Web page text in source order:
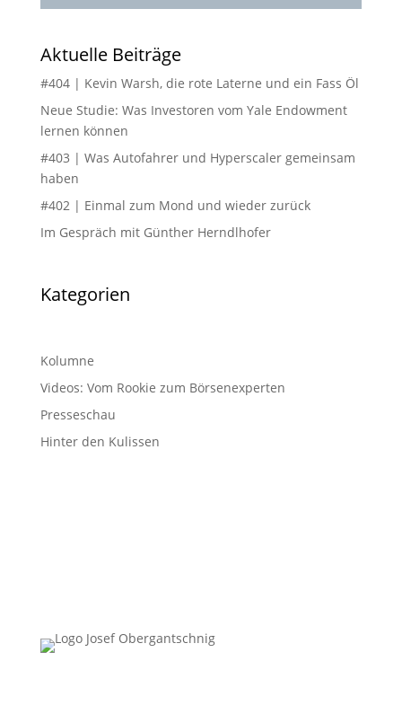
Aktuelle Beiträge
#404 | Kevin Warsh, die rote Laterne und ein Fass Öl
Neue Studie: Was Investoren vom Yale Endowment
lernen können
#403 | Was Autofahrer und Hyperscaler gemeinsam
haben
#402 | Einmal zum Mond und wieder zurück
Im Gespräch mit Günther Herndlhofer
Kategorien
Kolumne
Videos: Vom Rookie zum Börsenexperten
Presseschau
Hinter den Kulissen